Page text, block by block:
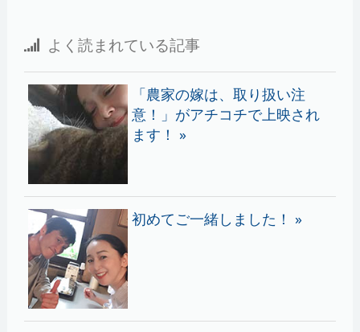
よく読まれている記事
「農家の嫁は、取り扱い注
意！」がアチコチで上映され
ます！ »
初めてご一緒しました！ »